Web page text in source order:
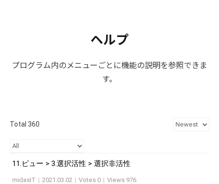
ヘルプ
プログラム内のメニューごとに機能の説明を参照できま
す。
Total 360
11.ビュー > 3.選択活性 > 選択非活性
midasIT | 2021.03.02 | Votes 0 | Views 976